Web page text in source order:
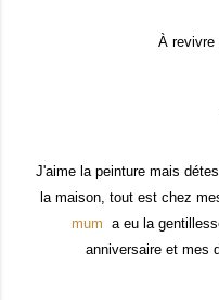
À revivre
J'aime la peinture mais
la maison, tout est chez
mum a eu la
anniversaire et mes